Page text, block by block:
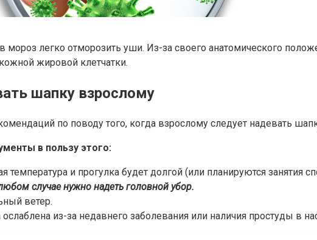
мороз легко отморозить уши. Из-за своего анатомического
жировой клетчатки.
шапку взрослому
по поводу того, когда взрослому следует надевать
в пользу этого:
температура и прогулка будет долгой (или планируются занятия
случае нужно надеть головной убор.
ветер.
из-за недавнего заболевания или наличия простуды в